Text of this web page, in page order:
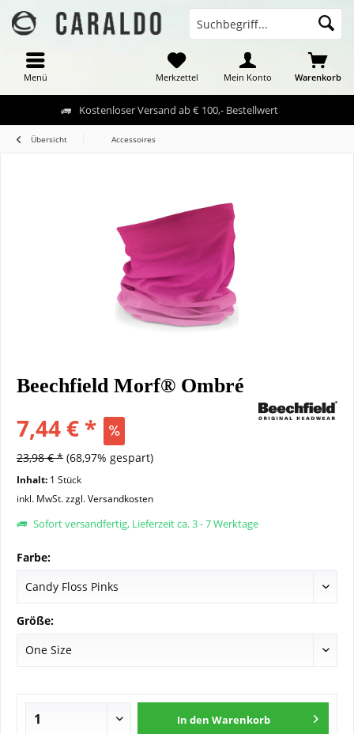
Kostenloser Versand ab € 100,- Bestellwert
Menü Warenkorb
Merkzettel Mein Konto
Übersicht Accessoires
Beechfield Morf® Ombré
7,44 € *
23,98 € * (68,97% gespart)
Inhalt: 1 Stück
inkl. MwSt.zzgl. Versandkosten
Sofort versandfertig, Lieferzeit ca. 3 - 7 Werktage
Farbe:
Größe:
In den Warenkorb